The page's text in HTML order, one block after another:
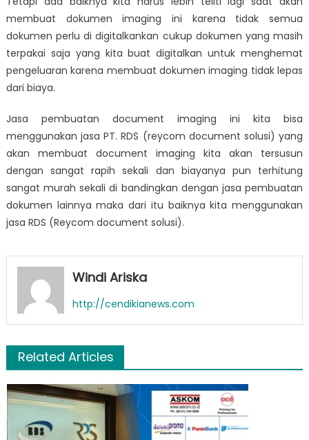
membuat dokumen imaging ini karena tidak semua
dokumen perlu di digitalkankan cukup dokumen yang masih
terpakai saja yang kita buat digitalkan untuk menghemat
pengeluaran karena membuat dokumen imaging tidak lepas
dari biaya.
Jasa pembuatan document imaging ini kita bisa
menggunakan jasa PT. RDS (reycom document solusi) yang
akan membuat document imaging kita akan tersusun
dengan sangat rapih sekali dan biayanya pun terhitung
sangat murah sekali di bandingkan dengan jasa pembuatan
dokumen lainnya maka dari itu baiknya kita menggunakan
jasa RDS (Reycom document solusi).
Windi Ariska
http://cendikianews.com
Related Articles